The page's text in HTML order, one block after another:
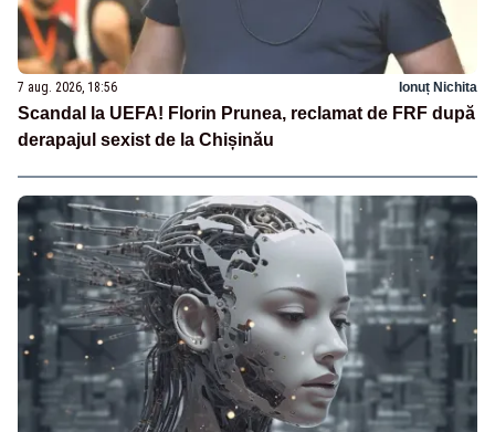
7 aug. 2026, 18:56 Ionuț Nichita
Scandal la UEFA! Florin Prunea, reclamat de FRF după
derapajul sexist de la Chișinău